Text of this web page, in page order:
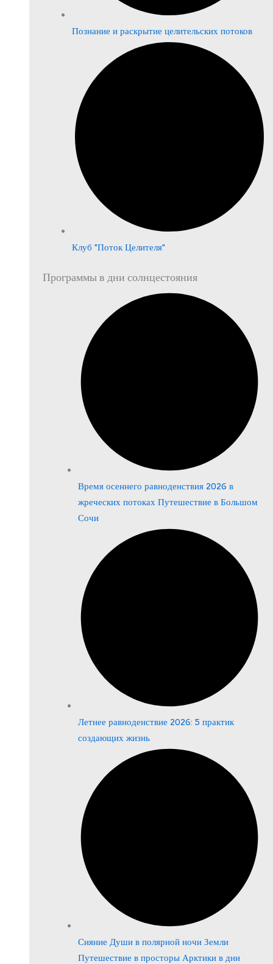
Познание и раскрытие целительских потоков
Клуб "Поток Целителя"
Программы в дни солнцестояния
Время осеннего равноденствия 2026 в
жреческих потоках Путешествие в Большом
Сочи
Летнее равноденствие 2026: 5 практик
создающих жизнь
Сияние Души в полярной ночи Земли
Путешествие в просторы Арктики в дни